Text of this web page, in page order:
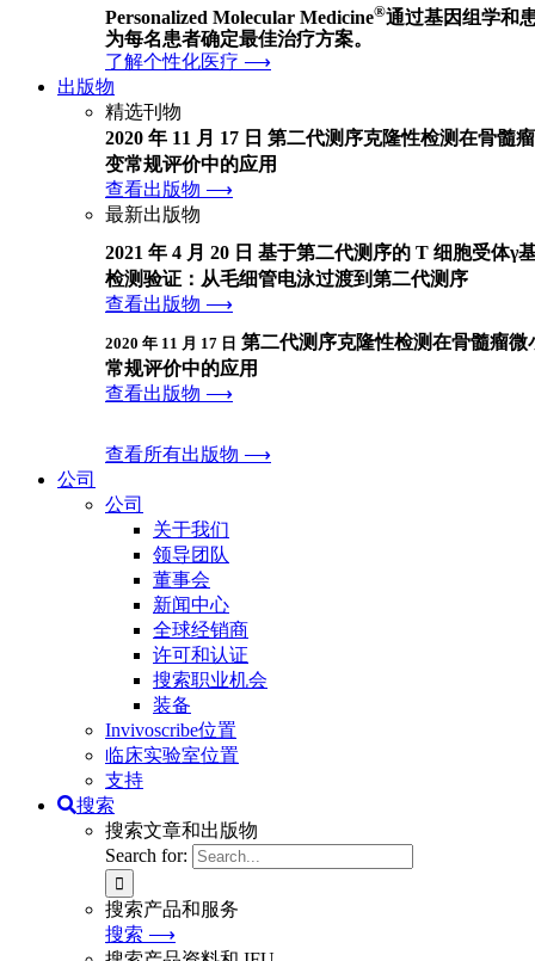
Personalized Molecular Medicine®通过基因组学和
为每名患者确定最佳治疗方案。
了解个性化医疗 ⟶
出版物
精选刊物
2020 年 11 月 17 日 第二代测序克隆性检测在骨髓
变常规评价中的应用
查看出版物 ⟶
最新出版物
2021 年 4 月 20 日 基于第二代测序的 T 细胞受体γ
检测验证：从毛细管电泳过渡到第二代测序
查看出版物 ⟶
2020 年 11 月 17 日 第二代测序克隆性检测在骨髓瘤微
常规评价中的应用
查看出版物 ⟶
查看所有出版物 ⟶
公司
公司
关于我们
领导团队
董事会
新闻中心
全球经销商
许可和认证
搜索职业机会
装备
Invivoscribe位置
临床实验室位置
支持
搜索
搜索文章和出版物
Search for:
搜索产品和服务
搜索 ⟶